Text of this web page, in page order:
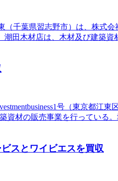
千葉県習志野市）は、株式
田木材店は、木材及び建築
号（東京都江
材の販売事業を行っている
スとワイビエスを買収